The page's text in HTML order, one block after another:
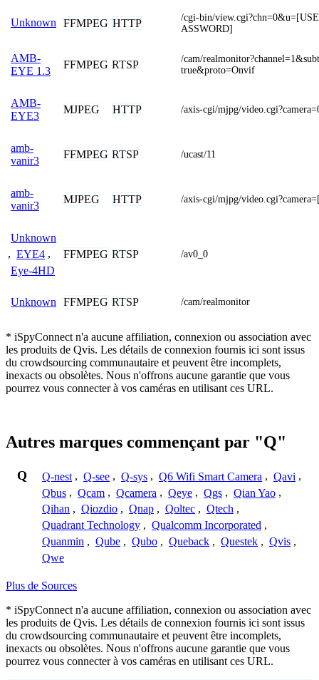
Unknown FFMPEG HTTP
/cgi-bin/
ASSWORD]
AMB-
EYE 1.3
FFMPEG RTSP
/cam/
true&proto=Onvif
AMB-
EYE3
MJPEG HTTP /axis-cgi/mjpg/
amb-
vanir3
FFMPEG RTSP /ucast/11
amb-
vanir3
MJPEG HTTP /axis-cgi/mjpg/
Unknown
, EYE4 ,
Eye-4HD
FFMPEG RTSP /av0_0
Unknown FFMPEG RTSP /cam/realmonitor
* iSpyConnect n'a aucune affiliation, connexion ou association avec
les produits de Qvis. Les détails de connexion fournis ici sont issus
du crowdsourcing communautaire et peuvent être incomplets,
inexacts ou obsolètes. Nous n'offrons aucune garantie que vous
pourrez vous connecter à vos caméras en utilisant ces URL.
Autres marques commençant par "Q"
Q Q-nest , Q-see , Q-sys , Q6 Wifi Smart Camera , Qavi ,
Qbus , Qcam , Qcamera , Qeye , Qgs , Qian Yao ,
Qihan , Qiozdio , Qnap , Qoltec , Qtech ,
Quadrant Technology , Qualcomm Incorporated ,
Quanmin , Qube , Qubo , Queback , Questek , Qvis ,
Qwe
Plus de Sources
* iSpyConnect n'a aucune affiliation, connexion ou association avec
les produits de Qvis. Les détails de connexion fournis ici sont issus
du crowdsourcing communautaire et peuvent être incomplets,
inexacts ou obsolètes. Nous n'offrons aucune garantie que vous
pourrez vous connecter à vos caméras en utilisant ces URL.